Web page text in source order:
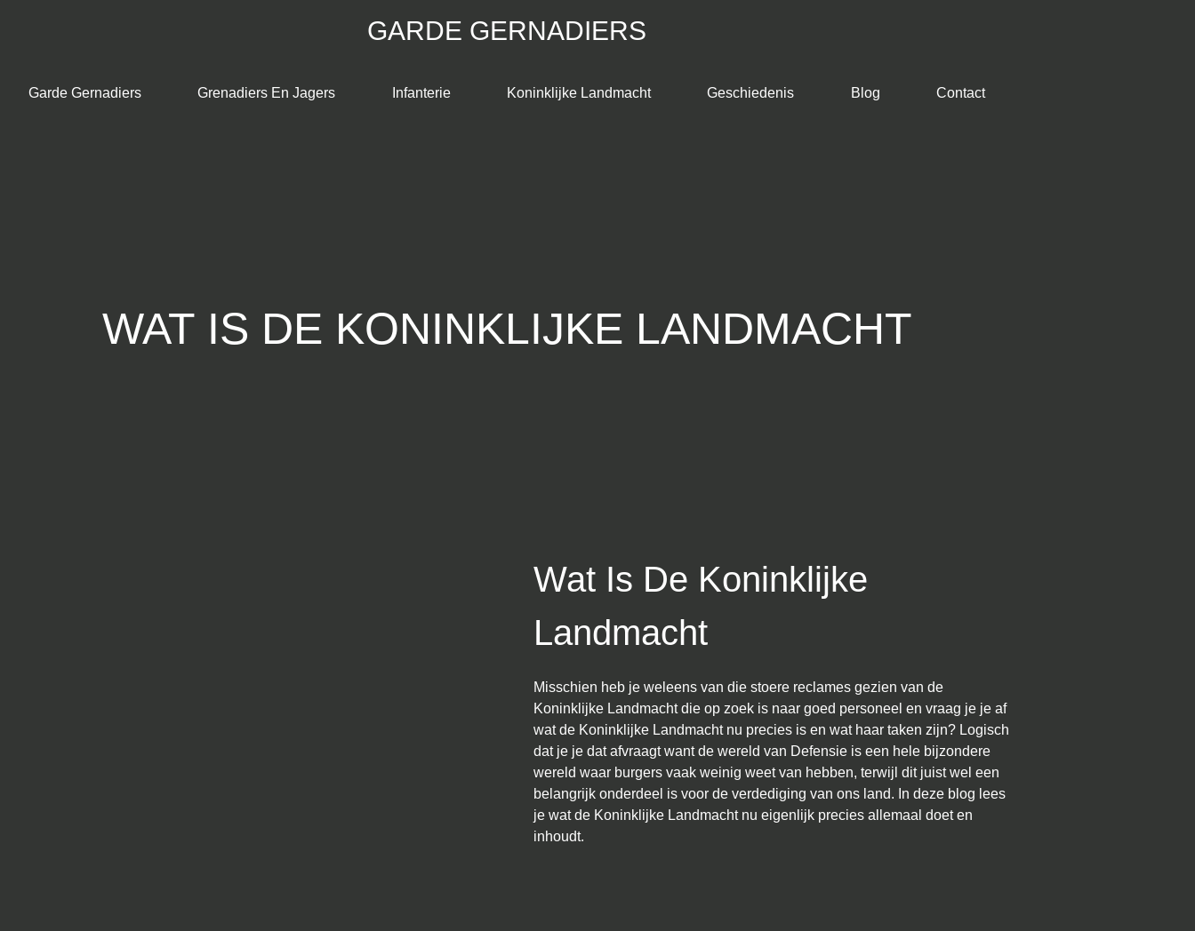
GARDE GERNADIERS
Garde Gernadiers Grenadiers En Jagers Infanterie Koninklijke Landmacht Geschiedenis Blog Contact
WAT IS DE KONINKLIJKE LANDMACHT
Wat Is De Koninklijke
Landmacht
Misschien heb je weleens van die stoere reclames gezien van de
Koninklijke Landmacht die op zoek is naar goed personeel en vraag je je af
wat de Koninklijke Landmacht nu precies is en wat haar taken zijn? Logisch
dat je je dat afvraagt want de wereld van Defensie is een hele bijzondere
wereld waar burgers vaak weinig weet van hebben, terwijl dit juist wel een
belangrijk onderdeel is voor de verdediging van ons land. In deze blog lees
je wat de Koninklijke Landmacht nu eigenlijk precies allemaal doet en
inhoudt.